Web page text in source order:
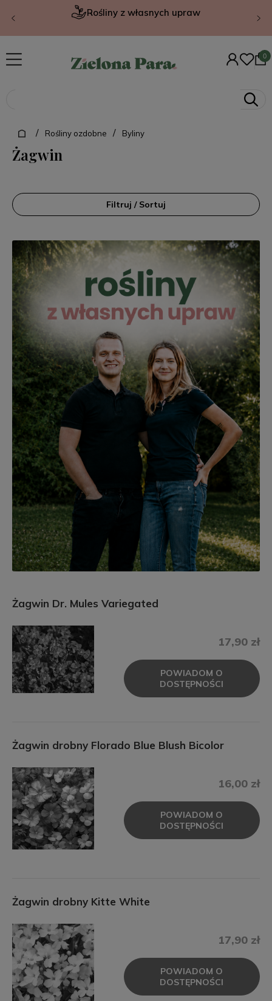
Rośliny z własnych upraw
/ Rośliny ozdobne / Byliny
Żagwin
Filtruj / Sortuj
Żagwin Dr. Mules Variegated
17,90 zł
POWIADOM O
DOSTĘPNOŚCI
Żagwin drobny Florado Blue Blush Bicolor
16,00 zł
POWIADOM O
DOSTĘPNOŚCI
Żagwin drobny Kitte White
17,90 zł
POWIADOM O
DOSTĘPNOŚCI